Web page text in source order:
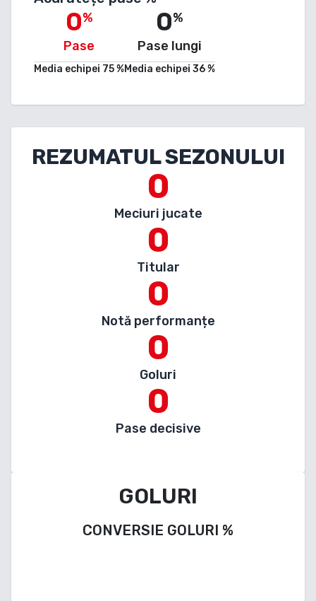
0%
Pase
Media echipei 75%
0%
Pase lungi
Media echipei 36%
REZUMATUL SEZONULUI
0
Meciuri jucate
0
Titular
0
Notă performanțe
0
Goluri
0
Pase decisive
GOLURI
CONVERSIE GOLURI %